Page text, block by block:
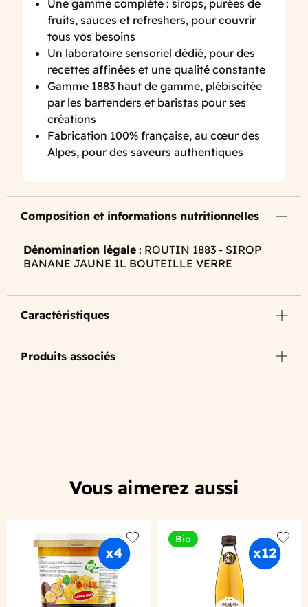
Une gamme complète : sirops, purées de
fruits, sauces et refreshers, pour couvrir
tous vos besoins
Un laboratoire sensoriel dédié, pour des
recettes affinées et une qualité constante
Gamme 1883 haut de gamme, plébiscitée
par les bartenders et baristas pour ses
créations
Fabrication 100% française, au cœur des
Alpes, pour des saveurs authentiques
Composition et informations nutritionnelles
Dénomination légale : ROUTIN 1883 - SIROP
BANANE JAUNE 1L BOUTEILLE VERRE
Caractéristiques
Produits associés
Vous aimerez aussi
Add to wishlist
Bio
Add